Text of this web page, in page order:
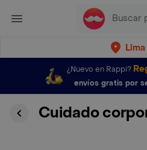
Lima
¿Nuevo en Rappi?
envíos gratis por
Cuidado